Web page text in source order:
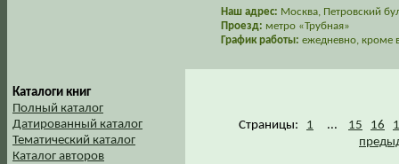
Наш адрес: Москва, Петровский
Проезд: метро «Трубная»
График работы: ежедневно, кроме
Каталоги книг
Полный каталог
Датированный каталог
Тематический каталог
Каталог авторов
Страницы: 1 ... 15 16